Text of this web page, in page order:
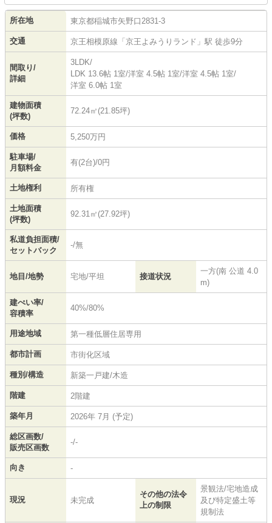
所在地 東京都稲城市矢野口 2831-3
交通 京王相模原線 「 京王よみうりランド 」駅 徒歩9分
間取り/
詳細
3LDK/
LDK 13.6帖 1室/洋室 4.5帖 1室/洋室 4.5帖 1室/
洋室 6.0帖 1室
建物面積
(坪数)
72.24㎡(21.85坪)
価格 5,250万円
駐車場/
月額料金
有(2台)/0円
土地権利 所有権
土地面積
(坪数)
92.31㎡(27.92坪)
私道負担面積/
セットバック
-/無
地目/地勢 宅地/平坦 接道状況
一方(南 公道 4.0
m)
建ぺい率/
容積率
40%/80%
用途地域 第一種低層住居専用
都市計画 市街化区域
種別/構造 新築一戸建/木造
階建 2階建
築年月 2026年 7月 (予定)
総区画数/
販売区画数
-/-
向き -
現況 未完成
その他の法令
上の制限
景観法/宅地造成
及び特定盛土等
規制法